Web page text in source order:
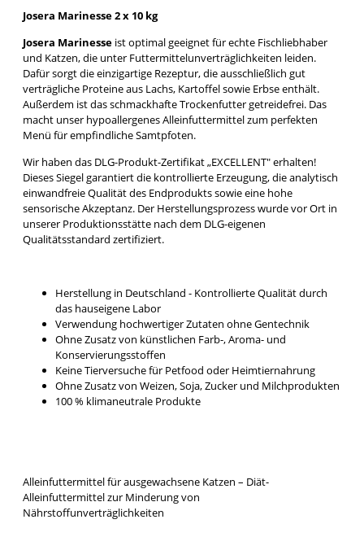
Josera Marinesse 2 x 10 kg
Josera Marinesse ist optimal geeignet für echte Fischliebhaber
und Katzen, die unter Futtermittelunverträglichkeiten leiden.
Dafür sorgt die einzigartige Rezeptur, die ausschließlich gut
verträgliche Proteine aus Lachs, Kartoffel sowie Erbse enthält.
Außerdem ist das schmackhafte Trockenfutter getreidefrei. Das
macht unser hypoallergenes Alleinfuttermittel zum perfekten
Menü für empfindliche Samtpfoten.
Wir haben das DLG-Produkt-Zertifikat „EXCELLENT" erhalten!
Dieses Siegel garantiert die kontrollierte Erzeugung, die analytisch
einwandfreie Qualität des Endprodukts sowie eine hohe
sensorische Akzeptanz. Der Herstellungsprozess wurde vor Ort in
unserer Produktionsstätte nach dem DLG-eigenen
Qualitätsstandard zertifiziert.
Herstellung in Deutschland - Kontrollierte Qualität durch
das hauseigene Labor
Verwendung hochwertiger Zutaten ohne Gentechnik
Ohne Zusatz von künstlichen Farb-, Aroma- und
Konservierungsstoffen
Keine Tierversuche für Petfood oder Heimtiernahrung
Ohne Zusatz von Weizen, Soja, Zucker und Milchprodukten
100 % klimaneutrale Produkte
Alleinfuttermittel für ausgewachsene Katzen – Diät-
Alleinfuttermittel zur Minderung von
Nährstoffunverträglichkeiten